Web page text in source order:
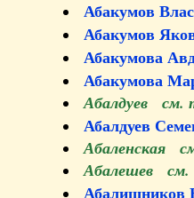
Абакумов Влас
Абакумов
Абакумова
Абакумова
Абалдуев см.
Абалдуев
Абаленская
Абалешев
Абалишников